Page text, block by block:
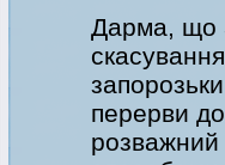
Дарма, що
перерви до